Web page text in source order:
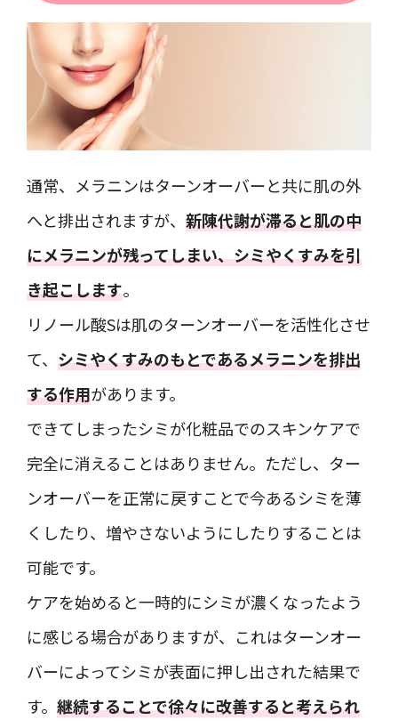
通常、メラニンはターンオーバーと共に肌の外
へと排出されますが、 新陳代謝が滞ると肌の中
にメラニンが残ってしまい、シミやくすみを引
き起こします。
リノール酸Sは肌のターンオーバーを活性化させ
て、 シミやくすみのもとであるメラニンを排出
する作用があります。
できてしまったシミが化粧品でのスキンケアで
完全に消えることはありません。ただし、ター
ンオーバーを正常に戻すことで今あるシミを薄
くしたり、増やさないようにしたりすることは
可能です。
ケアを始めると一時的にシミが濃くなったよう
に感じる場合がありますが、これはターンオー
バーによってシミが表面に押し出された結果で
す。 継続することで徐々に改善すると考えられ